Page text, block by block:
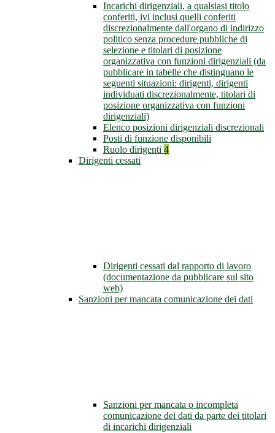
Incarichi dirigenziali, a qualsiasi titolo
conferiti, ivi inclusi quelli conferiti
discrezionalmente dall'organo di indirizzo
politico senza procedure pubbliche di
selezione e titolari di posizione
organizzativa con funzioni dirigenziali (da
pubblicare in tabelle che distinguano le
seguenti situazioni: dirigenti, dirigenti
individuati discrezionalmente, titolari di
posizione organizzativa con funzioni
dirigenziali)
Elenco posizioni dirigenziali discrezionali
Posti di funzione disponibili
Ruolo dirigenti 4
Dirigenti cessati
Dirigenti cessati dal rapporto di lavoro
(documentazione da pubblicare sul sito
web)
Sanzioni per mancata comunicazione dei dati
Sanzioni per mancata o incompleta
comunicazione dei dati da parte dei titolari
di incarichi dirigenziali